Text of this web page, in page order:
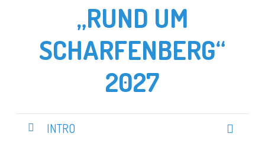
„RUND UM
SCHARFENBERG“
2027
INTRO